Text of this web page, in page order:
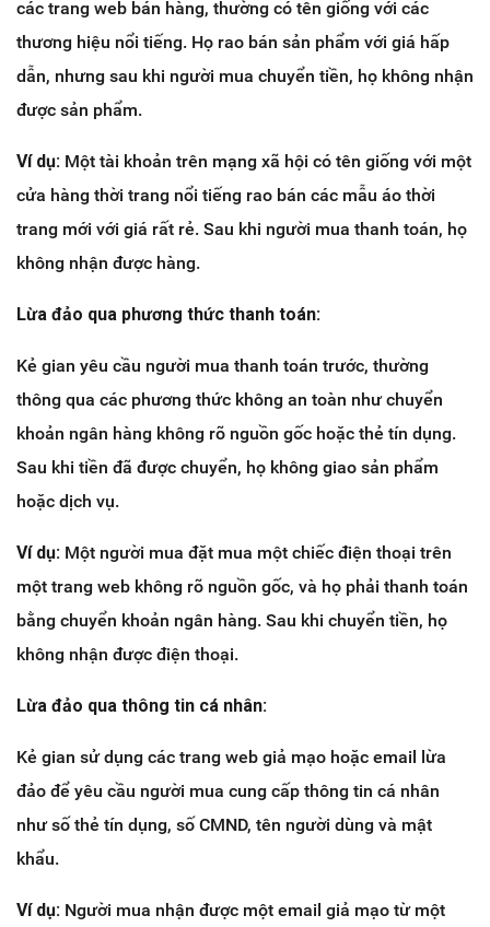
các trang web bán hàng, thường có tên giống với các
thương hiệu nổi tiếng. Họ rao bán sản phẩm với giá hấp
dẫn, nhưng sau khi người mua chuyển tiền, họ không nhận
được sản phẩm.
Ví dụ: Một tài khoản trên mạng xã hội có tên giống với một
cửa hàng thời trang nổi tiếng rao bán các mẫu áo thời
trang mới với giá rất rẻ. Sau khi người mua thanh toán, họ
không nhận được hàng.
Lừa đảo qua phương thức thanh toán:
Kẻ gian yêu cầu người mua thanh toán trước, thường
thông qua các phương thức không an toàn như chuyển
khoản ngân hàng không rõ nguồn gốc hoặc thẻ tín dụng.
Sau khi tiền đã được chuyển, họ không giao sản phẩm
hoặc dịch vụ.
Ví dụ: Một người mua đặt mua một chiếc điện thoại trên
một trang web không rõ nguồn gốc, và họ phải thanh toán
bằng chuyển khoản ngân hàng. Sau khi chuyển tiền, họ
không nhận được điện thoại.
Lừa đảo qua thông tin cá nhân:
Kẻ gian sử dụng các trang web giả mạo hoặc email lừa
đảo để yêu cầu người mua cung cấp thông tin cá nhân
như số thẻ tín dụng, số CMND, tên người dùng và mật
khẩu.
Ví dụ: Người mua nhận được một email giả mạo từ một